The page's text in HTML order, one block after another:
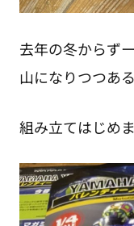
去年の冬からず
山になりつつある
組み立てはじめま